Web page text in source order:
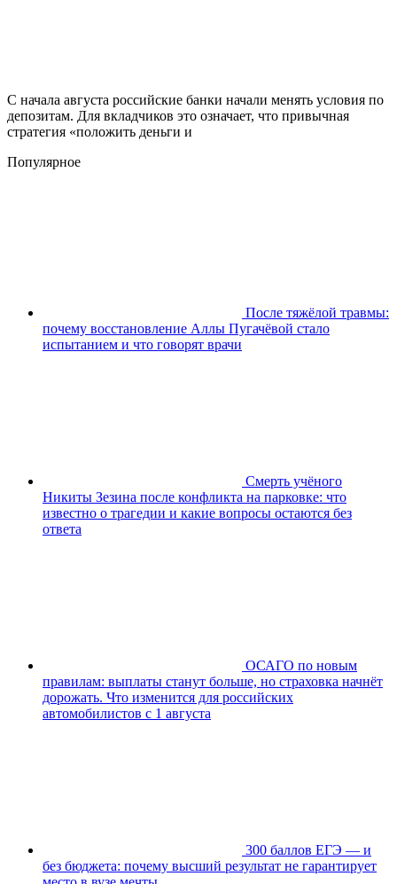
С начала августа российские банки начали менять условия по
депозитам. Для вкладчиков это означает, что привычная
стратегия «положить деньги и
Популярное
После тяжёлой травмы:
почему восстановление Аллы Пугачёвой стало
испытанием и что говорят врачи
Смерть учёного
Никиты Зезина после конфликта на парковке: что
известно о трагедии и какие вопросы остаются без
ответа
ОСАГО по новым
правилам: выплаты станут больше, но страховка начнёт
дорожать. Что изменится для российских
автомобилистов с 1 августа
300 баллов ЕГЭ — и
без бюджета: почему высший результат не гарантирует